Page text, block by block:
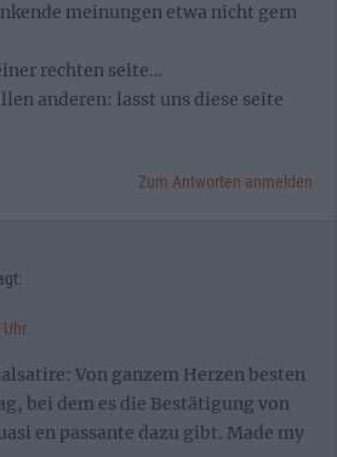
meinungen etwa nicht gern
rechten seite…
anderen: lasst uns diese seite
Zum Antworten anmelden
Von ganzem Herzen besten
bei dem es die Bestätigung von
en passante dazu gibt. Made my